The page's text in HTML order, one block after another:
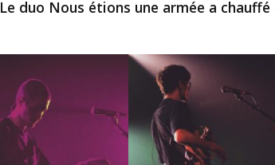
Le duo Nous étions une armée a